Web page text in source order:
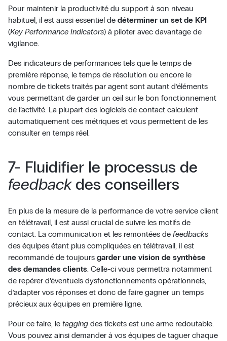
Pour maintenir la productivité du support à son niveau
habituel, il est aussi essentiel de déterminer un set de KPI
(Key Performance Indicators) à piloter avec davantage de
vigilance.
Des indicateurs de performances tels que le temps de
première réponse, le temps de résolution ou encore le
nombre de tickets traités par agent sont autant d’éléments
vous permettant de garder un œil sur le bon fonctionnement
de l’activité. La plupart des logiciels de contact calculent
automatiquement ces métriques et vous permettent de les
consulter en temps réel.
7- Fluidifier le processus de
feedbackdes conseillers
En plus de la mesure de la performance de votre service client
en télétravail, il est aussi crucial de suivre les motifs de
contact. La communication et les remontées de feedbacks
des équipes étant plus compliquées en télétravail, il est
recommandé de toujours garder une vision de synthèse
des demandes clients. Celle-ci vous permettra notamment
de repérer d’éventuels dysfonctionnements opérationnels,
d’adapter vos réponses et donc de faire gagner un temps
précieux aux équipes en première ligne.
Pour ce faire, le taggingdes tickets est une arme redoutable.
Vous pouvez ainsi demander à vos équipes de taguer chaque